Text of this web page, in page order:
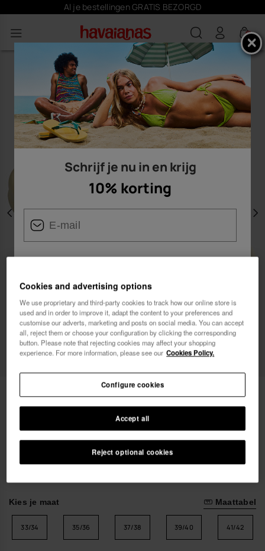
Al je bestellingen GRATIS BEZORGD
0
Vorige
Havaianas Luna Puffed Up 40,00 €
Gratis bezorging op al je bestellingen
Kies je maat Maattabel
33/34 35/36 37/38 39/40 41/42
Schrijf je nu in en krijg
10% korting
Ik wil graag, op welke manier dan ook,
reclamemededelingen ontvangen. Ik heb het
Privacybeleid gelezen en ga hiermee akkoord.
Cookies and advertising options
We use proprietary and third-party cookies to track how our online store is
used and in order to improve it, adapt the content to your preferences and
customise our adverts, marketing and posts on social media. You can accept
all, reject them or choose your configuration by clicking the corresponding
button. Please note that rejecting cookies may affect your shopping
experience. For more information, please see our Cookies Policy.
Reject optional cookies
Accept all
Configure cookies